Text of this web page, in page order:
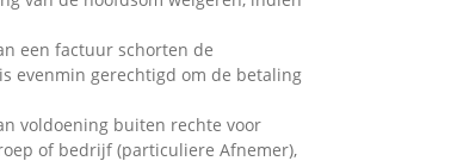
een factuur schorten de
evenmin gerechtigd om de betaling
voldoening buiten rechte voor
of bedrijf (particuliere Afnemer),